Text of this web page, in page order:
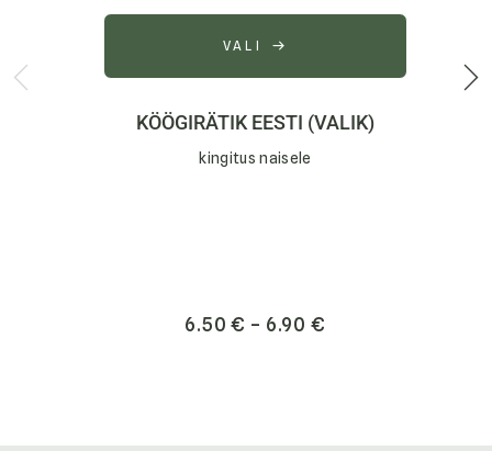
VALI
KÖÖGIRÄTIK EESTI (VALIK)
kingitus naisele
6.50€ – 6.90 €